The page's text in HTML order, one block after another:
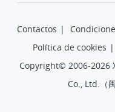
Contactos |
Política de cookies |
Copyright© 2006-2026
Co., Ltd.（